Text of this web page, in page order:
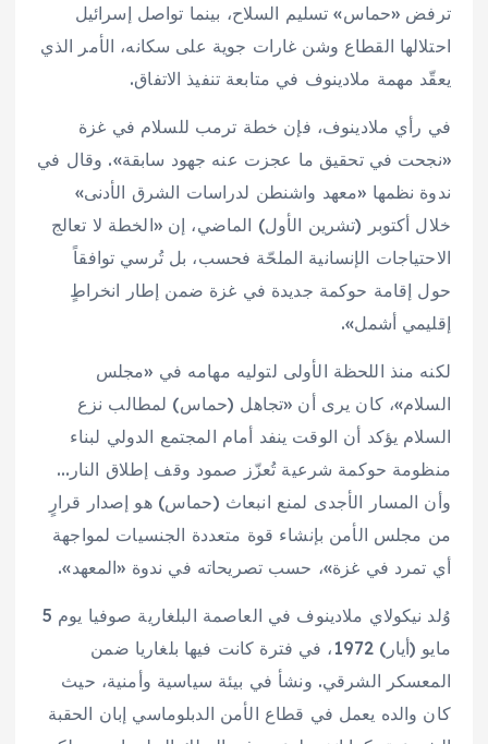
ترفض «حماس» تسليم السلاح، بينما تواصل إسرائيل
احتلالها القطاع وشن غارات جوية على سكانه، الأمر الذي
يعقّد مهمة ملادينوف في متابعة تنفيذ الاتفاق.
في رأي ملادينوف، فإن خطة ترمب للسلام في غزة
«نجحت في تحقيق ما عجزت عنه جهود سابقة». وقال في
ندوة نظمها «معهد واشنطن لدراسات الشرق الأدنى»
خلال أكتوبر (تشرين الأول) الماضي، إن «الخطة لا تعالج
الاحتياجات الإنسانية الملحّة فحسب، بل تُرسي توافقاً
حول إقامة حوكمة جديدة في غزة ضمن إطار انخراطٍ
إقليمي أشمل».
لكنه منذ اللحظة الأولى لتوليه مهامه في «مجلس
السلام»، كان يرى أن «تجاهل (حماس) لمطالب نزع
السلام يؤكد أن الوقت ينفد أمام المجتمع الدولي لبناء
منظومة حوكمة شرعية تُعزّز صمود وقف إطلاق النار…
وأن المسار الأجدى لمنع انبعاث (حماس) هو إصدار قرارٍ
من مجلس الأمن بإنشاء قوة متعددة الجنسيات لمواجهة
أي تمرد في غزة»، حسب تصريحاته في ندوة «المعهد».
وُلد نيكولاي ملادينوف في العاصمة البلغارية صوفيا يوم 5
مايو (أيار) 1972، في فترة كانت فيها بلغاريا ضمن
المعسكر الشرقي. ونشأ في بيئة سياسية وأمنية، حيث
كان والده يعمل في قطاع الأمن الدبلوماسي إبان الحقبة